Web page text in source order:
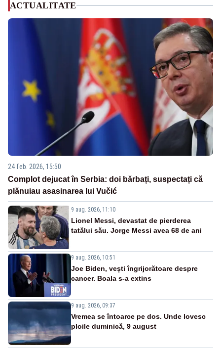
ACTUALITATE
24 feb. 2026, 15:50
Complot dejucat în Serbia: doi bărbați, suspectați că
plănuiau asasinarea lui Vučić
9 aug. 2026, 11:10
Lionel Messi, devastat de pierderea
tatălui său. Jorge Messi avea 68 de ani
9 aug. 2026, 10:51
Joe Biden, vești îngrijorătoare despre
cancer. Boala s-a extins
9 aug. 2026, 09:37
Vremea se întoarce pe dos. Unde lovesc
ploile duminică, 9 august